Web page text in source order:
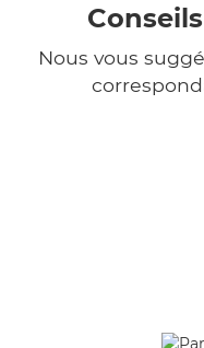
Nous vous